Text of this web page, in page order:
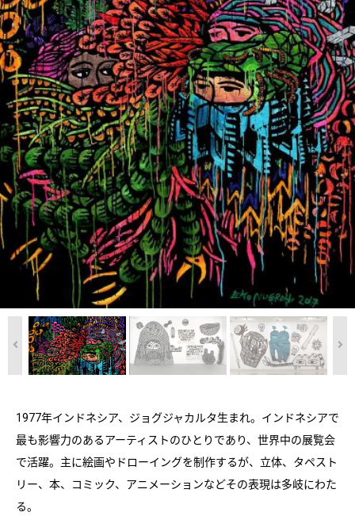
1977年インドネシア、ジョグジャカルタ生まれ。インドネシアで
最も影響力のあるアーティストのひとりであり、世界中の展覧会
で活躍。主に絵画やドローイングを制作するが、立体、タペスト
リー、本、コミック、アニメーションなどその表現は多岐にわた
る。